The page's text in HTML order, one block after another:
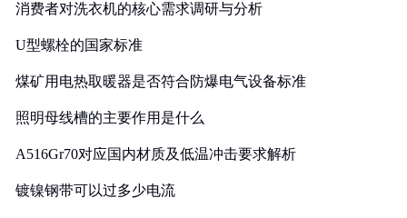
消费者对洗衣机的核心需求调研与分析
U型螺栓的国家标准
煤矿用电热取暖器是否符合防爆电气设备标准
照明母线槽的主要作用是什么
A516Gr70对应国内材质及低温冲击要求解析
镀镍钢带可以过多少电流